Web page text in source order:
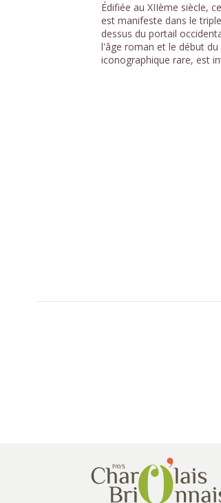
Édifiée au XIIème siècle,
est manifeste dans le
dessus du portail
l'âge roman et le début
iconographique rare, est